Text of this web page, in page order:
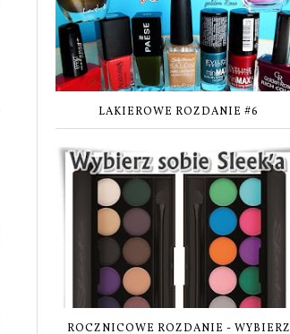
LAKIEROWE ROZDANIE #6
ROCZNICOWE ROZDANIE - WYBIERZ